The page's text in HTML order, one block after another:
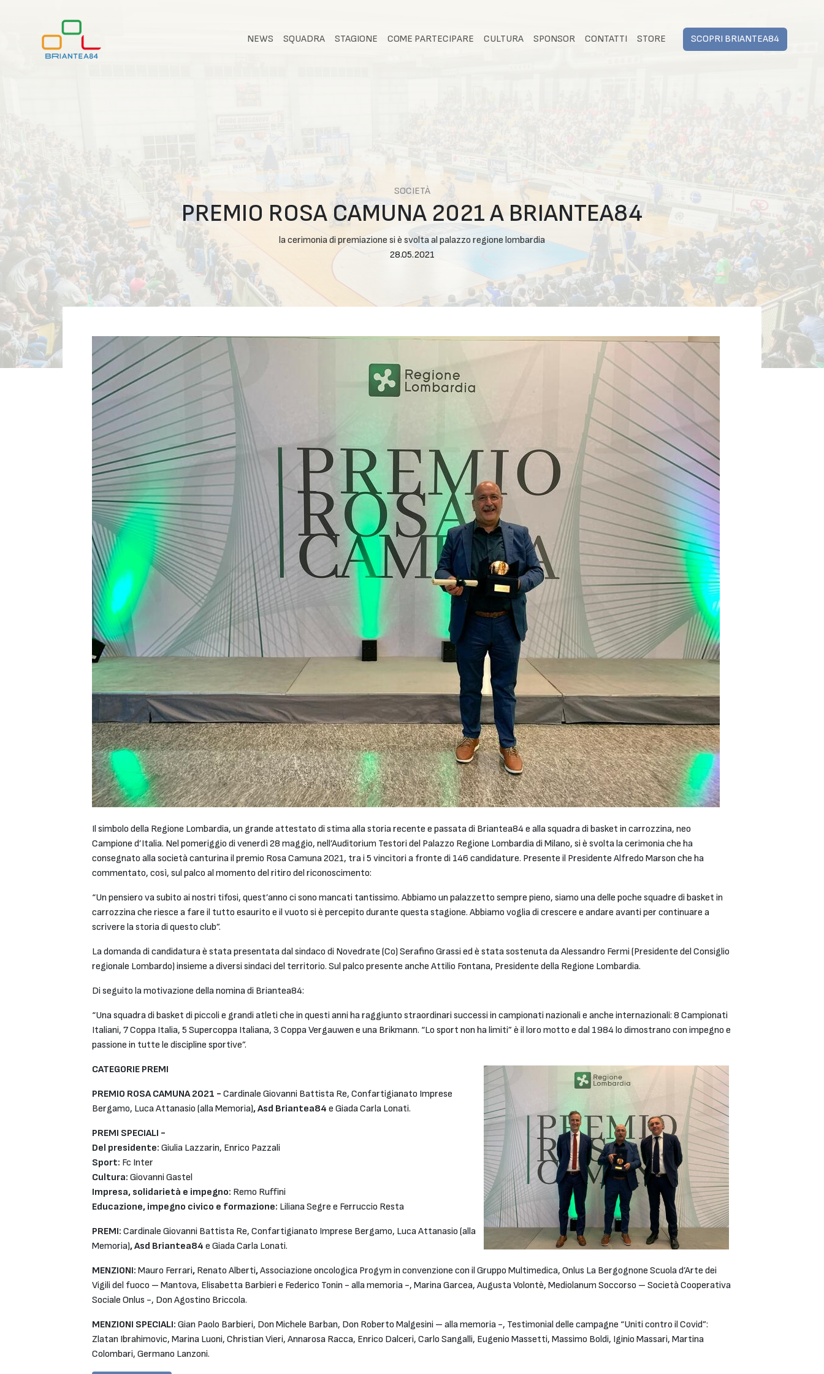
NEWS SQUADRA STAGIONE COME PARTECIPARE CULTURA SPONSOR CONTATTI STORE SCOPRI BRIANTEA84
SOCIETÀ
PREMIO ROSA CAMUNA 2021 A BRIANTEA84
la cerimonia di premiazione si è svolta al palazzo regione lombardia
28.05.2021
Il simbolo della Regione Lombardia, un grande attestato di stima alla storia recente e passata di Briantea84 e alla squadra di basket in carrozzina, neo
Campione d’Italia. Nel pomeriggio di venerdì 28 maggio, nell’Auditorium Testori del Palazzo Regione Lombardia di Milano, si è svolta la cerimonia che ha
consegnato alla società canturina il premio Rosa Camuna 2021, tra i 5 vincitori a fronte di 146 candidature. Presente il Presidente Alfredo Marson che ha
commentato, così, sul palco al momento del ritiro del riconoscimento:
“Un pensiero va subito ai nostri tifosi, quest’anno ci sono mancati tantissimo. Abbiamo un palazzetto sempre pieno, siamo una delle poche squadre di basket in
carrozzina che riesce a fare il tutto esaurito e il vuoto si è percepito durante questa stagione. Abbiamo voglia di crescere e andare avanti per continuare a
scrivere la storia di questo club”.
La domanda di candidatura è stata presentata dal sindaco di Novedrate (Co) Serafino Grassi ed è stata sostenuta da Alessandro Fermi (Presidente del Consiglio
regionale Lombardo) insieme a diversi sindaci del territorio. Sul palco presente anche Attilio Fontana, Presidente della Regione Lombardia.
Di seguito la motivazione della nomina di Briantea84:
“Una squadra di basket di piccoli e grandi atleti che in questi anni ha raggiunto straordinari successi in campionati nazionali e anche internazionali: 8 Campionati
Italiani, 7 Coppa Italia, 5 Supercoppa Italiana, 3 Coppa Vergauwen e una Brikmann. “Lo sport non ha limiti” è il loro motto e dal 1984 lo dimostrano con impegno e
passione in tutte le discipline sportive”.
CATEGORIE PREMI
PREMIO ROSA CAMUNA 2021 - Cardinale Giovanni Battista Re, Confartigianato Imprese
Bergamo, Luca Attanasio (alla Memoria), Asd Briantea84 e Giada Carla Lonati.
PREMI SPECIALI -
Del presidente: Giulia Lazzarin, Enrico Pazzali
Sport: Fc Inter
Cultura: Giovanni Gastel
Impresa, solidarietà e impegno: Remo Ruffini
Educazione, impegno civico e formazione: Liliana Segre e Ferruccio Resta
PREMI: Cardinale Giovanni Battista Re, Confartigianato Imprese Bergamo, Luca Attanasio (alla
Memoria), Asd Briantea84 e Giada Carla Lonati.
MENZIONI: Mauro Ferrari, Renato Alberti,Associazione oncologica Progym in convenzione con il Gruppo Multimedica, Onlus La Bergognone Scuola d’Arte dei
Vigili del fuoco – Mantova, Elisabetta Barbieri e Federico Tonin - alla memoria -, Marina Garcea, Augusta Volontè, Mediolanum Soccorso – Società Cooperativa
Sociale Onlus -, Don Agostino Briccola.
MENZIONI SPECIALI: Gian Paolo Barbieri, Don Michele Barban, Don Roberto Malgesini – alla memoria -, Testimonial delle campagne “Uniti contro il Covid”:
Zlatan Ibrahimovic, Marina Luoni, Christian Vieri, Annarosa Racca, Enrico Dalceri, Carlo Sangalli, Eugenio Massetti, Massimo Boldi, Iginio Massari, Martina
Colombari, Germano Lanzoni.